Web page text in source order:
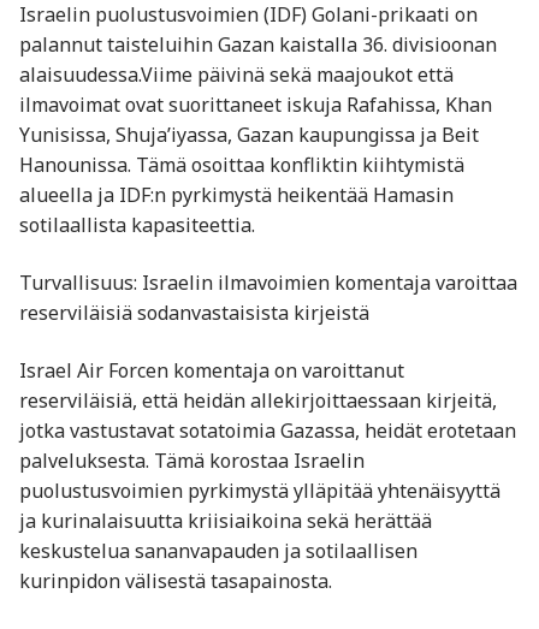
Israelin puolustusvoimien (IDF) Golani-prikaati on
palannut taisteluihin Gazan kaistalla 36. divisioonan
alaisuudessa.Viime päivinä sekä maajoukot että
ilmavoimat ovat suorittaneet iskuja Rafahissa, Khan
Yunisissa, Shuja’iyassa, Gazan kaupungissa ja Beit
Hanounissa. Tämä osoittaa konfliktin kiihtymistä
alueella ja IDF:n pyrkimystä heikentää Hamasin
sotilaallista kapasiteettia. ​
Turvallisuus: Israelin ilmavoimien komentaja varoittaa
reserviläisiä sodanvastaisista kirjeistä
Israel Air Forcen komentaja on varoittanut
reserviläisiä, että heidän allekirjoittaessaan kirjeitä,
jotka vastustavat sotatoimia Gazassa, heidät erotetaan
palveluksesta. Tämä korostaa Israelin
puolustusvoimien pyrkimystä ylläpitää yhtenäisyyttä
ja kurinalaisuutta kriisiaikoina sekä herättää
keskustelua sananvapauden ja sotilaallisen
kurinpidon välisestä tasapainosta. ​